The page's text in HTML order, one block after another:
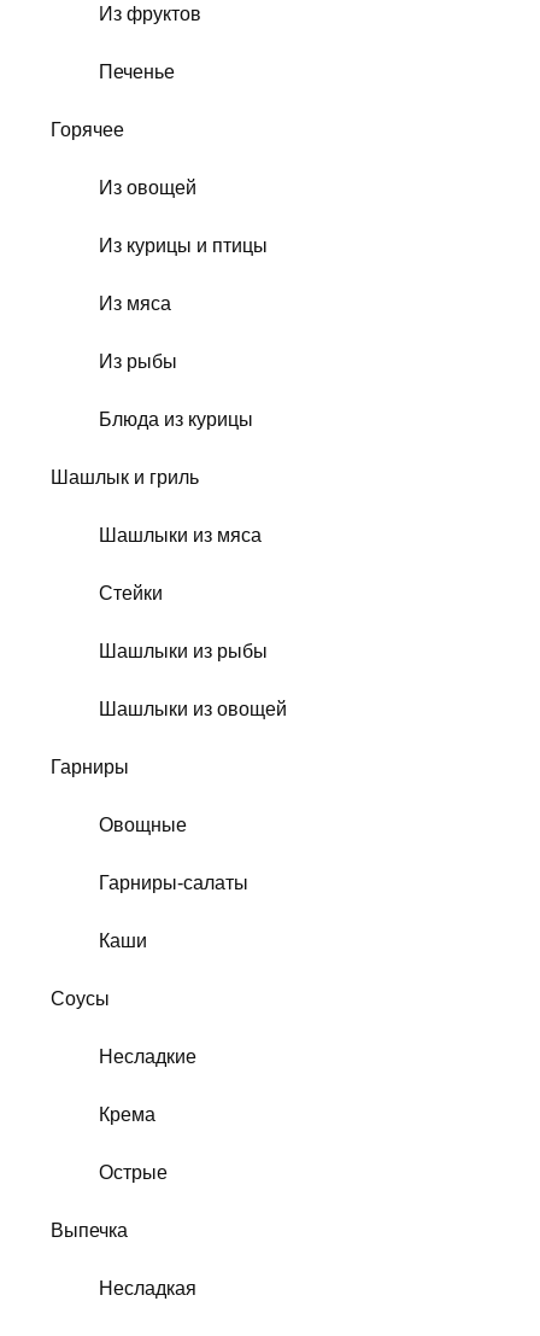
Из фруктов
Печенье
Горячее
Из овощей
Из курицы и птицы
Из мяса
Из рыбы
Блюда из курицы
Шашлык и гриль
Шашлыки из мяса
Стейки
Шашлыки из рыбы
Шашлыки из овощей
Гарниры
Овощные
Гарниры-салаты
Каши
Соусы
Несладкие
Крема
Острые
Выпечка
Несладкая